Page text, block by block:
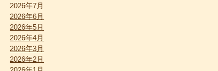
2026年7月
2026年6月
2026年5月
2026年4月
2026年3月
2026年2月